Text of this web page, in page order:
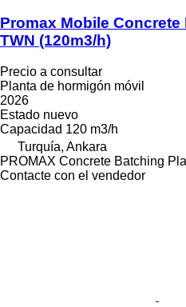
Promax Mobile
TWN (120m3/h)
Precio a consultar
Planta de hormigón móvil
2026
Estado nuevo
Capacidad 120 m3/h
Turquía, Ankara
PROMAX Concrete Batching
Contacte con el vendedor